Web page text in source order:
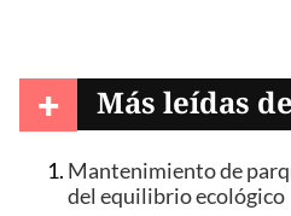
+ Más leídas de
Mantenimiento de
del equilibrio ecológico